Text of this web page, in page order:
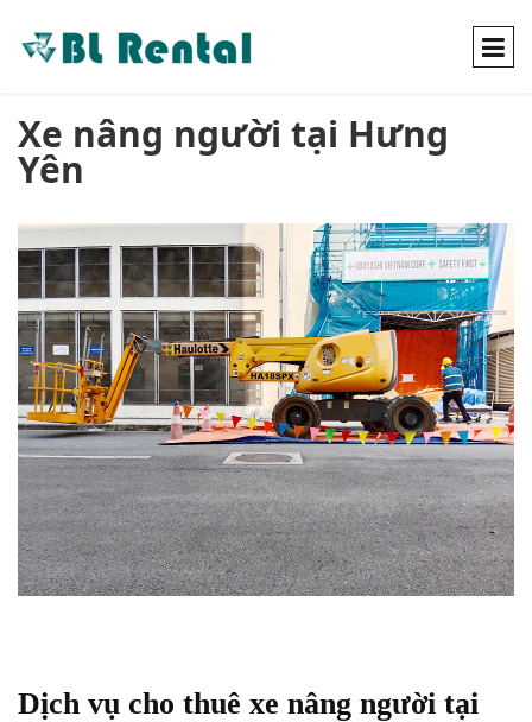
Xe nâng người tại Hưng
Yên
Dịch vụ cho thuê xe nâng người tại